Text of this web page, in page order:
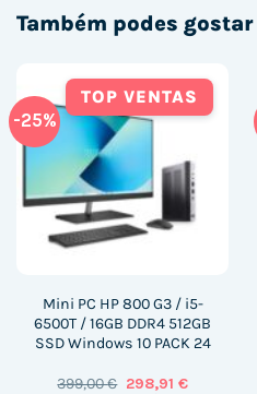
Também podes gostar
-25%
TOP VENTAS
Mini PC HP 800 G3 / i5-
6500T / 16GB DDR4 512GB
SSD Windows 10 PACK 24
399,00€ O
298,91 €O